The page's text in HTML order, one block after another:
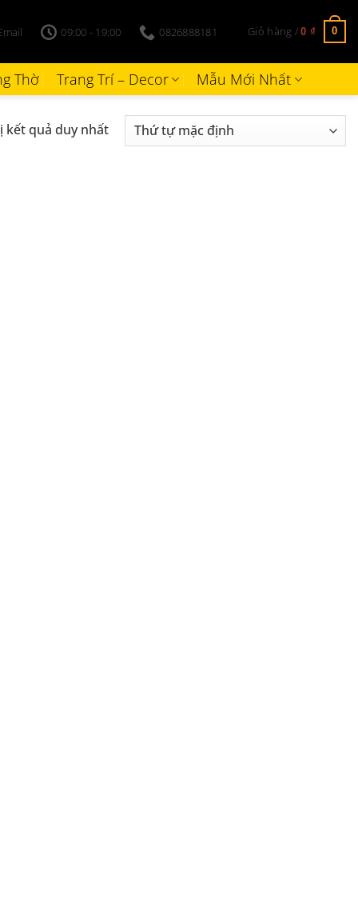
09:00 - 19:00 0826888181 Giỏ hàng /0 ₫ 0
Thờ Trang Trí – Decor Mẫu Mới Nhất
kết quả duy nhất